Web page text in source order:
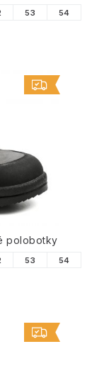
53 54
polobotky
53 54